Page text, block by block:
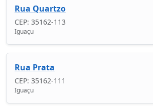
Rua Quartzo
CEP: 35162-113
Iguaçu
Rua Prata
CEP: 35162-111
Iguaçu